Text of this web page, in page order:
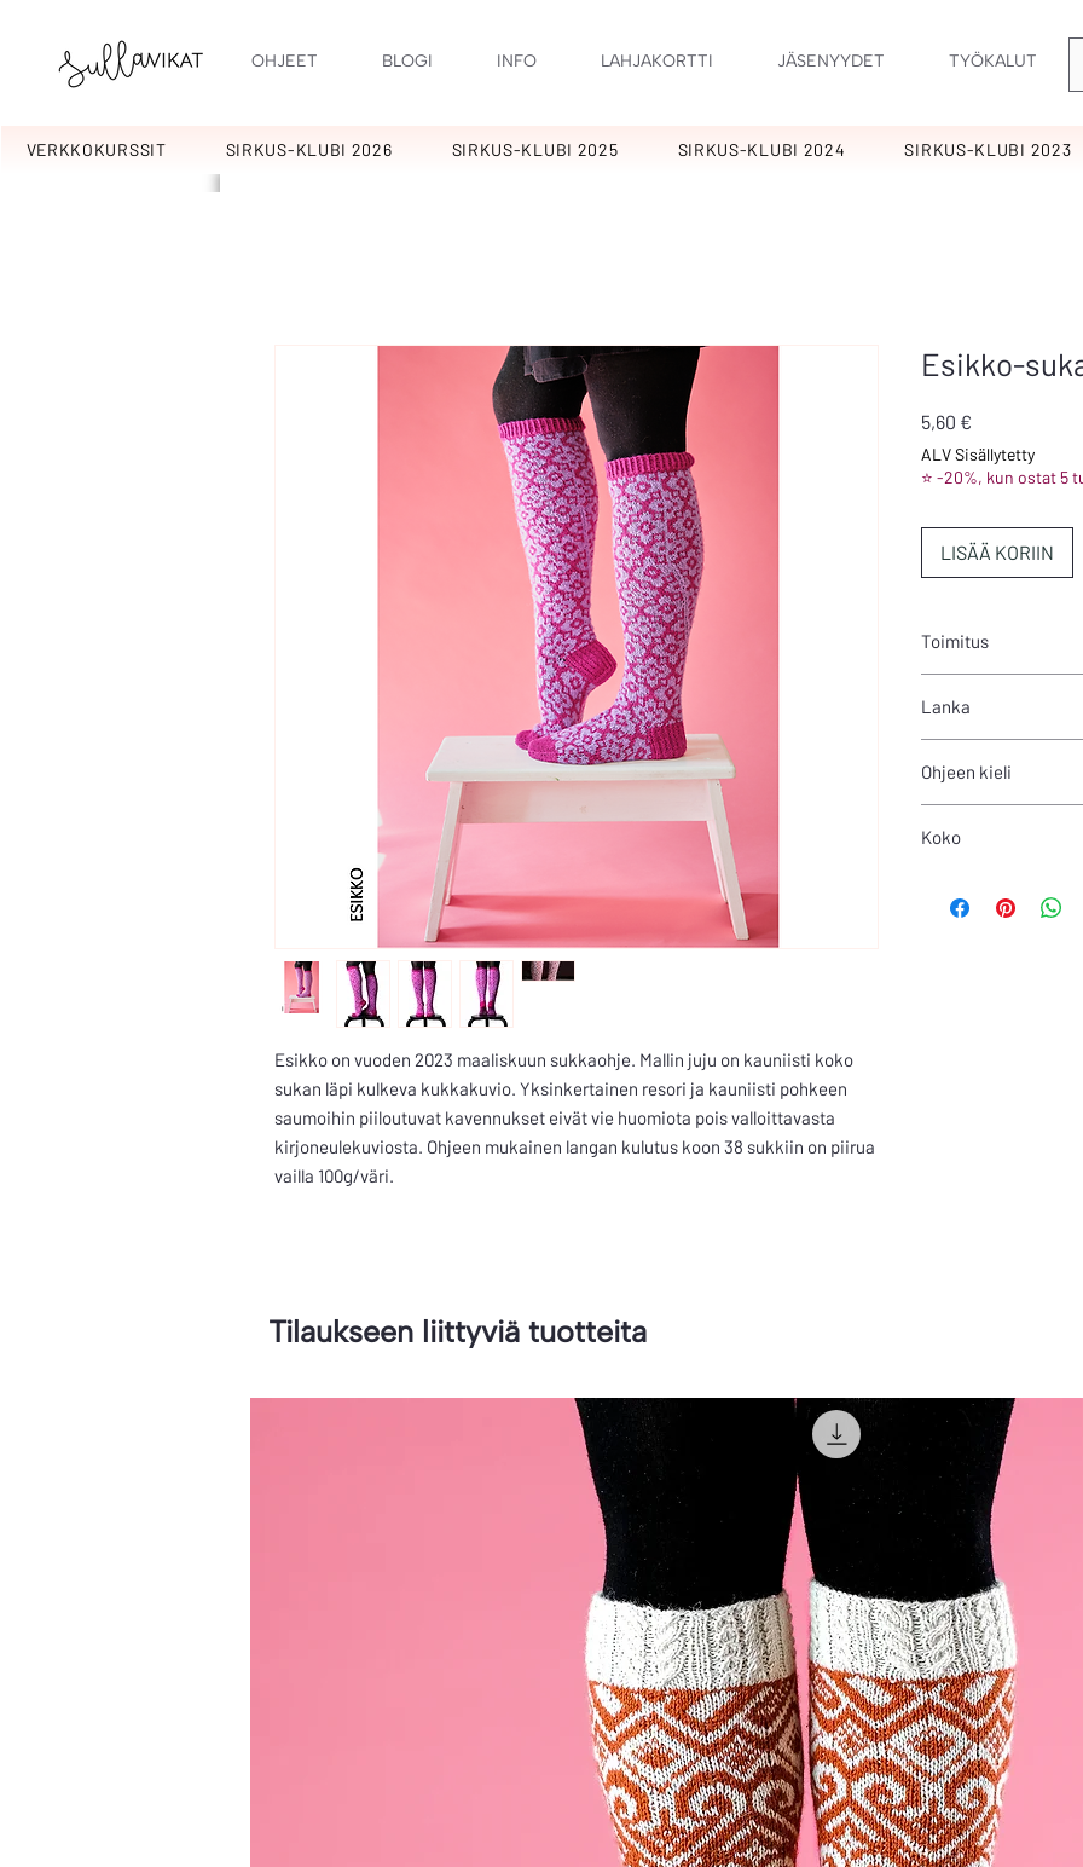
OHJEET BLOGI INFO LAHJAKORTTI JÄSENYYDET TYÖKALUT
VERKKOKURSSIT SIRKUS-KLUBI 2026 SIRKUS-KLUBI 2025 SIRKUS-KLUBI 2024 SIRKUS-KLUBI 2023
Esikko on vuoden 2023 maaliskuun sukkaohje. Mallin juju on kauniisti koko
sukan läpi kulkeva kukkakuvio. Yksinkertainen resori ja kauniisti pohkeen
saumoihin piiloutuvat kavennukset eivät vie huomiota pois valloittavasta
kirjoneulekuviosta. Ohjeen mukainen langan kulutus koon 38 sukkiin on piirua
vailla 100g/väri.
Esikko-
5,60 €
ALV Sisällytetty
⭐ -20%, kun ostat 5
LISÄÄ KORIIN
Toimitus
Lanka
Ohjeen kieli
Koko
Tilaukseen liittyviä tuotteita